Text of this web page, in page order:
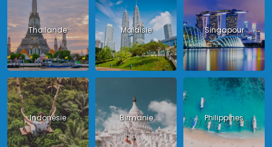
Thailande Malaisie Singapour
Indonésie Birmanie Philippines